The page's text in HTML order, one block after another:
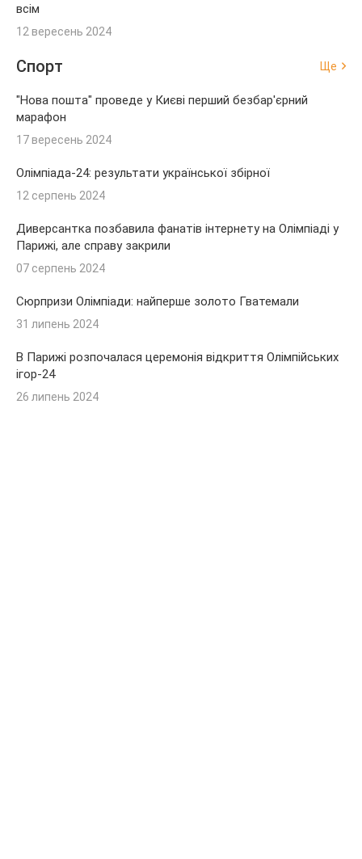
всім
12 вересень 2024
Спорт Ще
"Нова пошта" проведе у Києві перший безбар'єрний
марафон
17 вересень 2024
Олімпіада-24: результати української збірної
12 серпень 2024
Диверсантка позбавила фанатів інтернету на Олімпіаді у
Парижі, але справу закрили
07 серпень 2024
Сюрпризи Олімпіади: найперше золото Гватемали
31 липень 2024
В Парижі розпочалася церемонія відкриття Олімпійських
ігор-24
26 липень 2024